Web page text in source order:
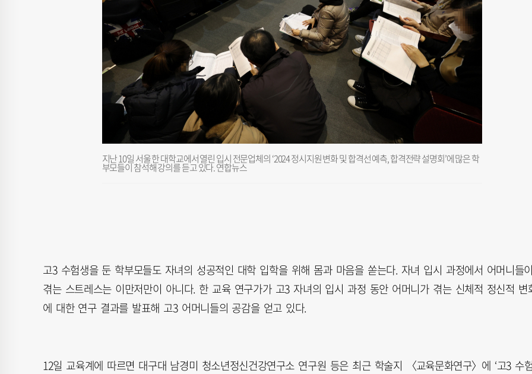
지난 10일 서울 한 대학교에서 열린 입시 전문업체의 ‘2024 정시지원 변화 및 합격선 예측, 합격전략 설명회’에 많은 학
부모들이 참석해 강의를 듣고 있다. 연합뉴스
고3 수험생을 둔 학부모들도 자녀의 성공적인 대학 입학을 위해 몸과 마음을 쏟는다. 자녀 입시 과정에서 어머니들이
겪는 스트레스는 이만저만이 아니다. 한 교육 연구가가 고3 자녀의 입시 과정 동안 어머니가 겪는 신체적 정신적 변
에 대한 연구 결과를 발표해 고3 어머니들의 공감을 얻고 있다.
12일 교육계에 따르면 대구대 남경미 청소년정신건강연구소 연구원 등은 최근 학술지 〈교육문화연구〉에 ‘고3 수험